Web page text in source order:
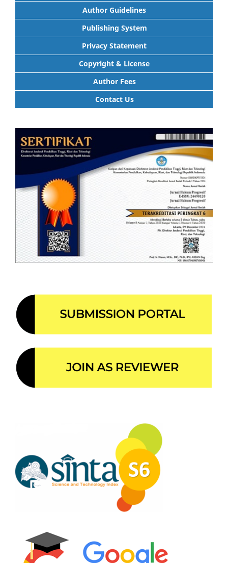
Author Guidelines
Publishing System
Privacy Statement
Copyright & License
Author Fees
Contact Us